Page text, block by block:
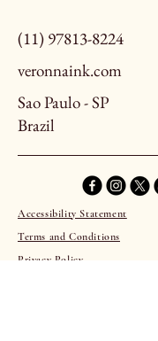
(11) 97813-8224
veronnaink.com
Sao Paulo - SP
Brazil
Accessibility Statement
Terms and Conditions
Privacy Policy